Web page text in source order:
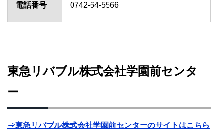
電話番号 0742-64-5566
東急リバブル株式会社学園前センタ
ー
⇒東急リバブル株式会社学園前センターのサイトはこちら